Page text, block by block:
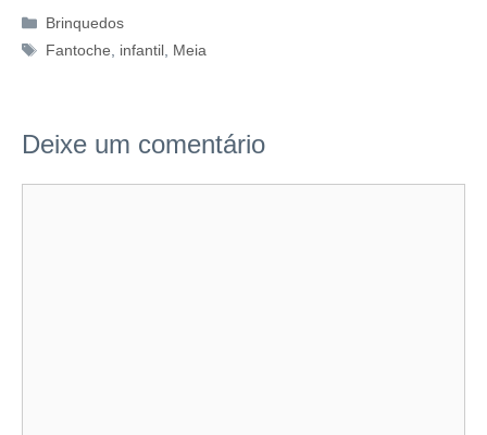
Categorias
Brinquedos
Tags
Fantoche, infantil, Meia
Deixe um comentário